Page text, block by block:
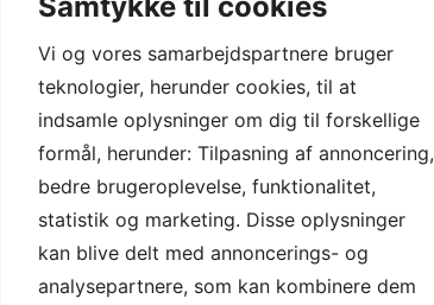
i valnød”
markeret med*
Vi og vores samarbejdspartnere bruger
teknologier, herunder cookies, til at
indsamle oplysninger om dig til forskellige
formål, herunder: Tilpasning af annoncering,
bedre brugeroplevelse, funktionalitet,
statistik og marketing. Disse oplysninger
kan blive delt med annoncerings- og
analysepartnere, som kan kombinere dem